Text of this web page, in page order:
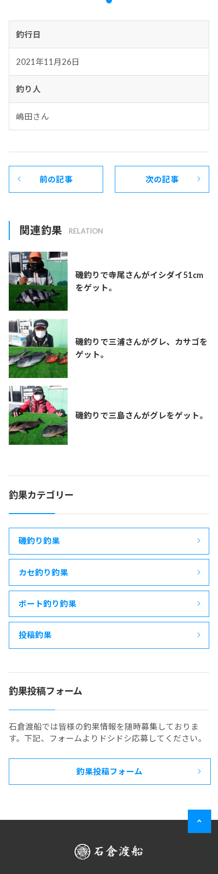
釣行日
2021年11月26日
釣り人
嶋田さん
前の記事 次の記事
関連釣果
磯釣りで寺尾さんがイシダイ51cm
をゲット。
磯釣りで三浦さんがグレ、カサゴを
ゲット。
磯釣りで三島さんがグレをゲット。
釣果カテゴリー
磯釣り釣果
カセ釣り釣果
ボート釣り釣果
投稿釣果
釣果投稿フォーム
石倉渡船では皆様の釣果情報を随時募集しておりま
す。下記、フォームよりドシドシ応募してください。
釣果投稿フォーム